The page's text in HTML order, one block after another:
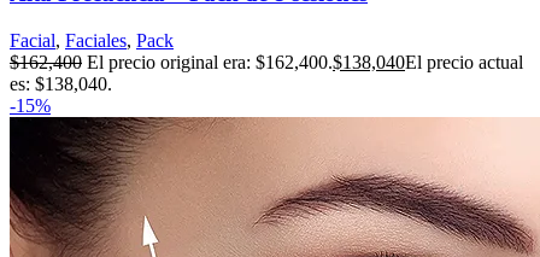
Facial, Faciales, Pack
$162,400 El precio original era: $162,400.$138,040El precio actual
es: $138,040.
-15%